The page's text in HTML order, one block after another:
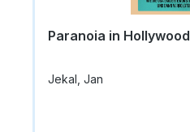
Paranoia in Hollywood
Jekal, Jan